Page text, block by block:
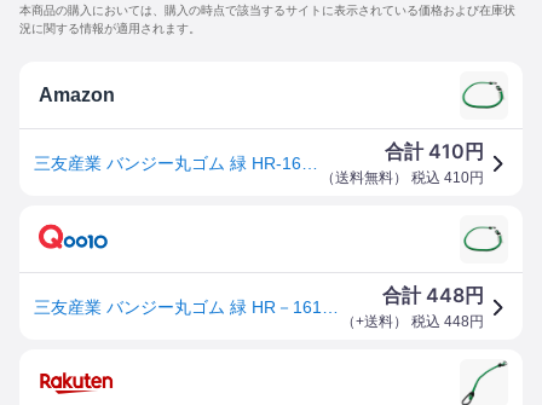
本商品の購入においては、購入の時点で該当するサイトに表示されている価格および在庫状
況に関する情報が適用されます。
Amazon
合計410 円
（送料無料） 税込 410円
合計448円
（+送料） 税込 448 円